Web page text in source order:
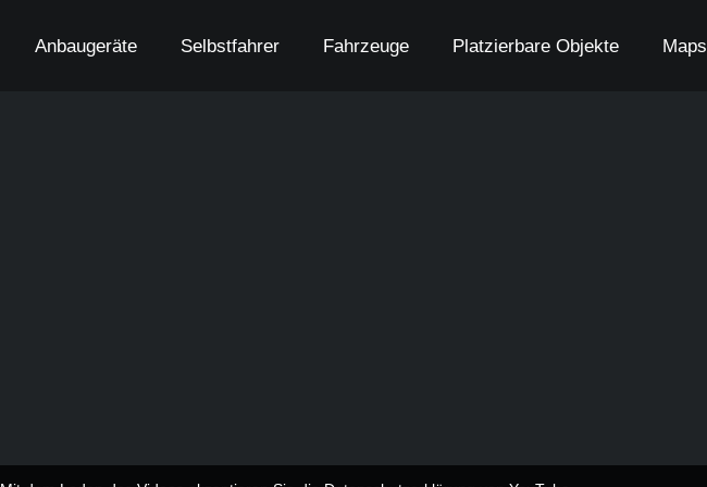
Anbaugeräte Selbstfahrer Fahrzeuge Platzierbare Objekte Maps